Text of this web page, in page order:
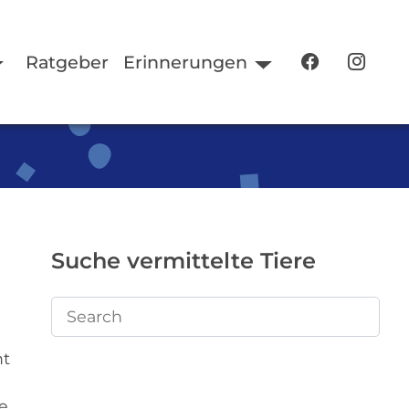
Ratgeber Erinnerungen
Suche vermittelte Tiere